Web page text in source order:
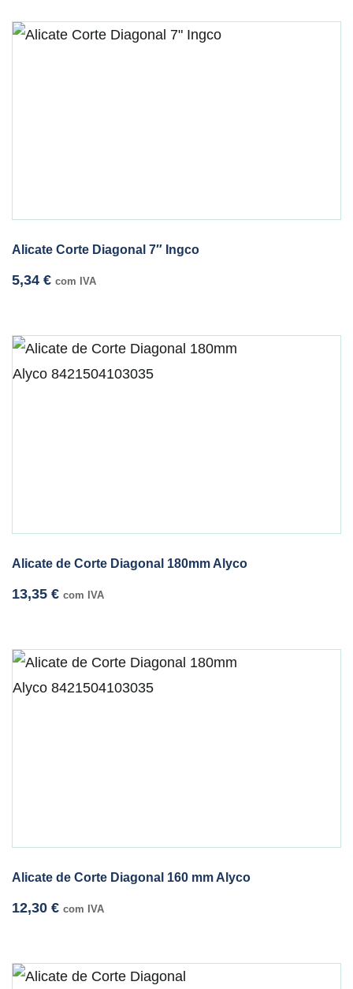
Alicate Corte Diagonal 7″ Ingco
5,34 € com IVA
Alicate de Corte Diagonal 180mm Alyco
13,35 € com IVA
Alicate de Corte Diagonal 160 mm Alyco
12,30 € com IVA